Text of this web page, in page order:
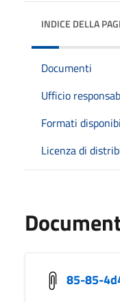
INDICE DELLA
Documenti
Ufficio
Formati
Licenza di
85-85-